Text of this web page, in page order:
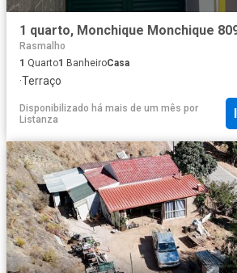
1 quarto, Monchique Monchique
Rasmalho
1 Quarto1 BanheiroCasa
·Terraço
Disponibilizado há mais de um mês por
Listanza